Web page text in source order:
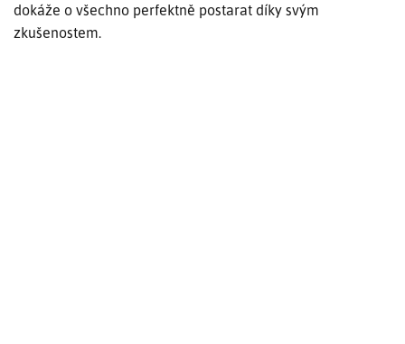
dokáže o všechno perfektně postarat díky svým
zkušenostem.